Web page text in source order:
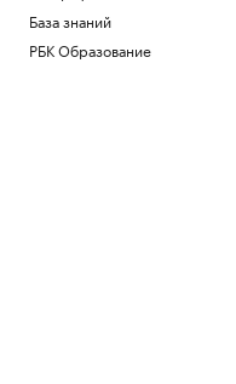
База знаний
РБК Образование